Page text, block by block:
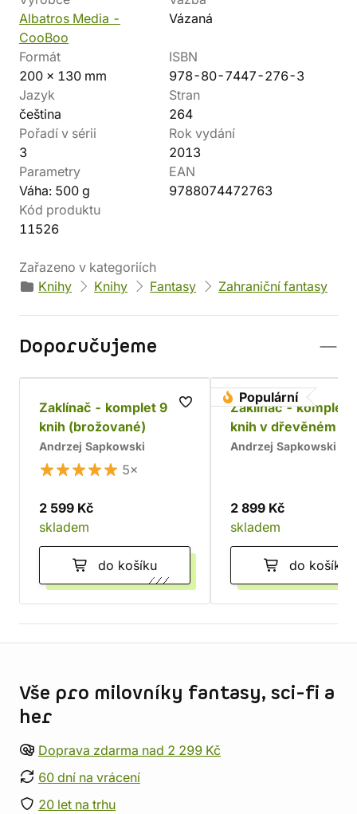
Albatros Media -
CooBoo
Vázaná
Formát
200 x 130 mm
ISBN
978-80-7447-276-3
Jazyk
čeština
Stran
264
Pořadí v sérii
3
Rok vydání
2013
Parametry
Váha: 500 g
EAN
9788074472763
Kód produktu
11526
Zařazeno v kategoriích
Knihy
Knihy Fantasy Zahraniční fantasy
Doporučujeme
Zaklínač - komplet 9
knih (brožované)
Andrzej Sapkowski
5×
2 599 Kč
skladem
do košíku
Populární
Zaklínač - komplet
knih v dřevěném
Chrám
Andrzej Sapkowski
2 899 Kč
skladem
do košíku
Vše pro milovníky fantasy, sci-fi a
her
Doprava zdarma nad 2 299 Kč
60 dní na vrácení
20 let na trhu